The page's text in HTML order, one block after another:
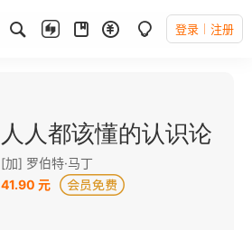
登录 注册
人人都该懂的认识论
[加] 罗伯特·马丁
41.90 元